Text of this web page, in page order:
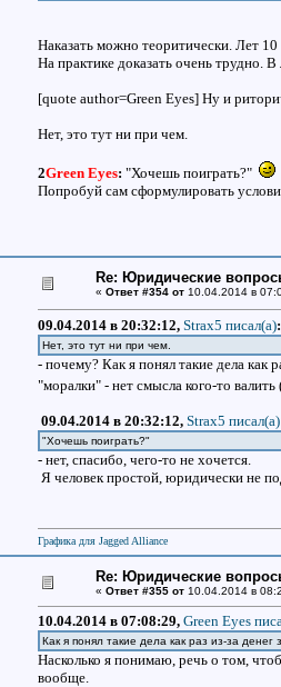
Наказать можно теоритически. Лет 10
На практике доказать очень трудно.
[quote author=Green Eyes] Ну и
Нет, это тут ни при чем.
2Green Eyes: "Хочешь поиграть?"
Попробуй сам сформулировать
Re: Юридические
« Ответ #354 от10.04.2014 в
09.04.2014 в 20:32:12, Strax5 писал(a):
Нет, это тут ни при чем.
- почему? Как я понял такие дела как
"моралки" - нет смысла кого-то
09.04.2014 в 20:32:12, Strax5 писал(a)
"Хочешь поиграть?"
- нет, спасибо, чего-то не хочется.
Я человек простой, юридически не
Графика для Jagged Alliance
Re: Юридические
« Ответ #355 от10.04.2014 в
10.04.2014 в 07:08:29, Green Eyes
Как я понял такие дела как раз из-за
Насколько я понимаю, речь о том,
вообще.